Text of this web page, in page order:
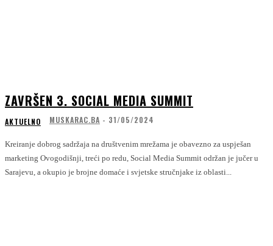
ZAVRŠEN 3. SOCIAL MEDIA SUMMIT
AKTUELNO MUSKARAC.BA - 31/05/2024
Kreiranje dobrog sadržaja na društvenim mrežama je obavezno za uspješan
marketing Ovogodišnji, treći po redu, Social Media Summit održan je jučer u
Sarajevu, a okupio je brojne domaće i svjetske stručnjake iz oblasti...